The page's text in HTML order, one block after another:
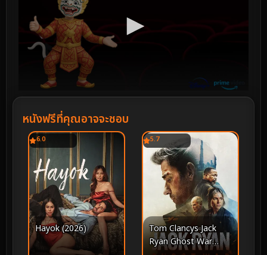
หนังฟรีที่คุณอาจจะชอบ
6.0
Hayok (2026)
5.7
Tom Clancys Jack
Ryan Ghost War